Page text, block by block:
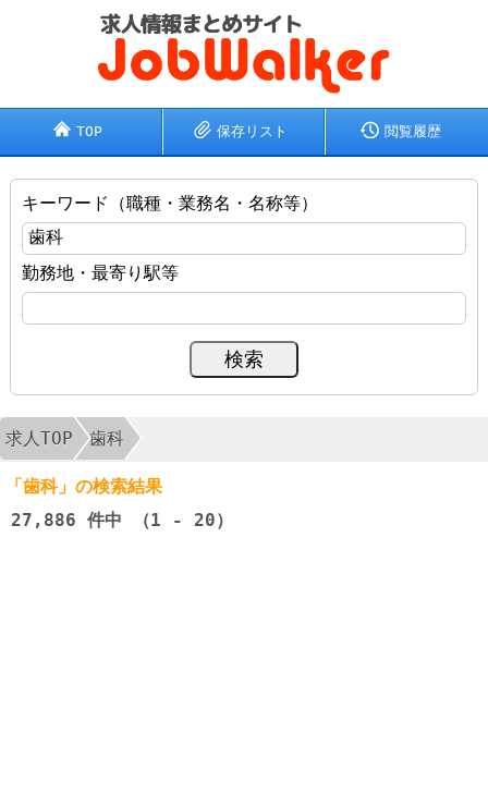
TOP 保存リスト 閲覧履歴
キーワード（職種・業務名・名称等）
勤務地・最寄り駅等
求人TOP 歯科
「歯科」の検索結果
27,886 件中 （1 - 20）